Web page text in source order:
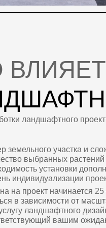
стоимость